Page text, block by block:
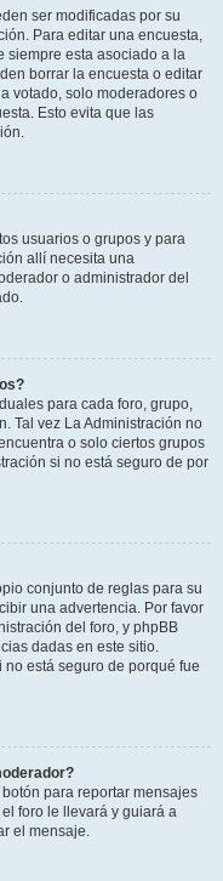
ser modificadas por su
Para editar una encuesta,
siempre esta asociado a la
borrar la encuesta o editar
votado, solo moderadores o
Esto evita que las
usuarios o grupos y para
allí necesita una
o administrador del
para cada foro, grupo,
Tal vez La Administración no
o solo ciertos grupos
si no está seguro de por
conjunto de reglas para su
una advertencia. Por favor
del foro, y phpBB
dadas en este sitio.
está seguro de porqué fue
para reportar mensajes
foro le llevará y guiará a
el mensaje.